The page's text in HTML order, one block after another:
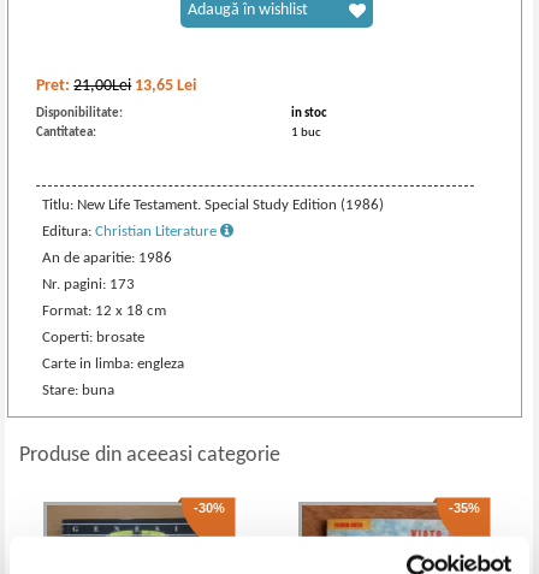
Pret:21,00Lei 13,65 Lei
Disponibilitate:
in stoc
Cantitatea:
1 buc
Titlu: New Life Testament. Special Study Edition (1986)
Editura:Christian Literature
An de aparitie: 1986
Nr. pagini: 173
Format: 12 x 18 cm
Coperti: brosate
Carte in limba: engleza
Stare: buna
Adaugă în wishlist
Produse din aceeasi categorie
-30% -35%